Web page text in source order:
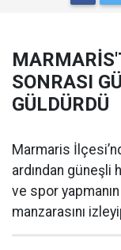
SONRASI
GÜLDÜRDÜ
Marmaris
ardından güneşli
ve spor
manzarasını